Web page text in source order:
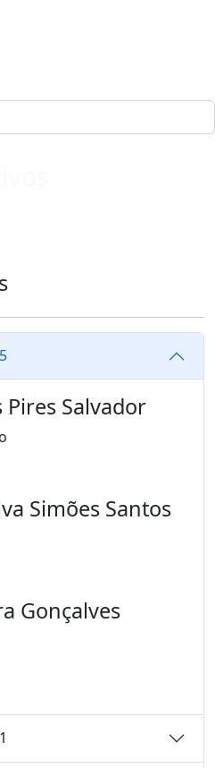
Salvador
Simões Santos
Gonçalves